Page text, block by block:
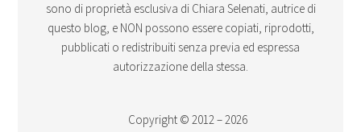
sono di proprietà esclusiva di Chiara Selenati, autrice di
questo blog, e NON possono essere copiati, riprodotti,
pubblicati o redistribuiti senza previa ed espressa
autorizzazione della stessa.
Copyright © 2012 – 2026